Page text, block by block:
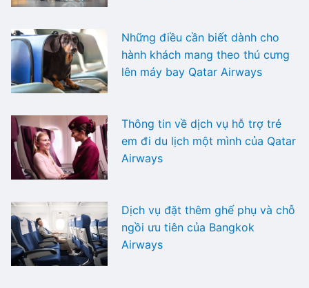
Những điều cần biết dành cho
hành khách mang theo thú cưng
lên máy bay Qatar Airways
Thông tin về dịch vụ hỗ trợ trẻ
em đi du lịch một mình của Qatar
Airways
Dịch vụ đặt thêm ghế phụ và chỗ
ngồi ưu tiên của Bangkok
Airways